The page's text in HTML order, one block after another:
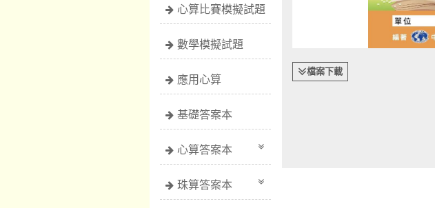
心算比賽模擬試題
數學模擬試題
應用心算
基礎答案本
心算答案本
珠算答案本
檔案下載